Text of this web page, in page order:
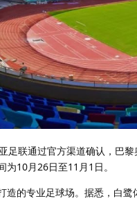
足联通过官方渠道确认，巴
10月26日至11月1日。
造的专业足球场。据悉，白